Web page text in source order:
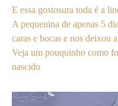
E essa gostosura toda é a
A pequenina de apenas 5
caras e bocas e nos deixou
Veja um pouquinho como
nascido